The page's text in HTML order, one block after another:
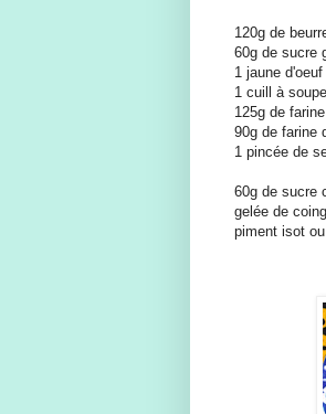
120g de
60g de sucre
1 jaune d'oeuf
1 cuill à
125g de farine
90g de farine
1 pincée de
60g de sucre
gelée de
piment isot